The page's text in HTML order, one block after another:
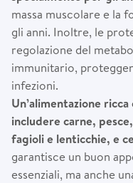
massa muscolare e la
gli anni. Inoltre, le
regolazione del
immunitario,
infezioni.
Un’alimentazione
includere carne,
fagioli e lenticchie, e
garantisce un buon
essenziali, ma anche